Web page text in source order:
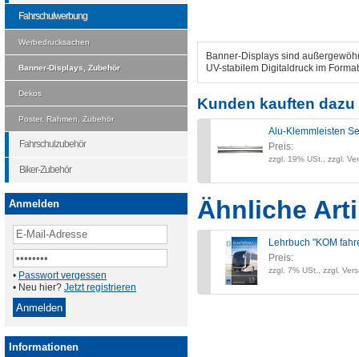
Banner-Displays sind
UV-stabilem Digitaldruck im
Kunden kauften
Alu-Klemmleisten
Preis:
zzgl. 19% USt., zzgl.
Ähnliche
Lehrbuch "KOM
Preis:
zzgl. 7% USt., zzgl.
Fahrschulwerbung
Werbedrucksachen
Banner-Displays, Zubehör
Dekos
Poster, Rahmen, Zubehör
Fahrschulzubehör
Biker-Zubehör
Anmelden
• Passwort vergessen
• Neu hier? Jetzt registrieren
Informationen